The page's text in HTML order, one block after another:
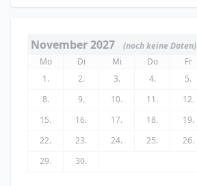
November 2027
(noch keine Daten)
Mo
Di Mi Do Fr
1.
2. 3. 4. 5.
8.
9. 10. 11. 12.
15.
16. 17. 18. 19.
22.
23. 24. 25. 26.
29.
30.